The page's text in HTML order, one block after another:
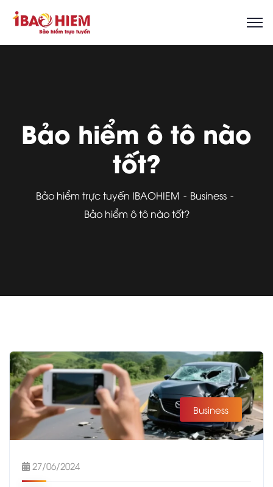
Bảo hiểm ô tô nào
tốt?
Bảo hiểm trực tuyến IBAOHIEM
Business
Bảo hiểm ô tô nào tốt?
Business
27/06/2024